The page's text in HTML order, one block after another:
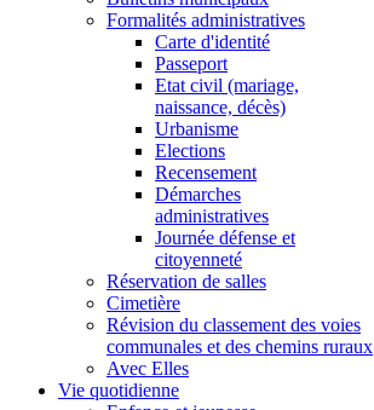
Formalités administratives
Carte d'identité
Passeport
Etat civil (mariage,
naissance, décès)
Urbanisme
Elections
Recensement
Démarches
administratives
Journée défense et
citoyenneté
Réservation de salles
Cimetière
Révision du classement des voies
communales et des chemins ruraux
Avec Elles
Vie quotidienne